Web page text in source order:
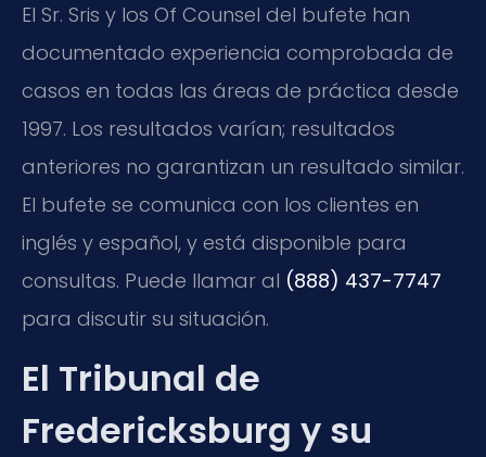
El Sr. Sris y los Of Counsel del bufete han
documentado experiencia comprobada de
casos en todas las áreas de práctica desde
1997. Los resultados varían; resultados
anteriores no garantizan un resultado similar.
El bufete se comunica con los clientes en
inglés y español, y está disponible para
consultas. Puede llamar al (888) 437-7747
para discutir su situación.
El Tribunal de
Fredericksburg y su